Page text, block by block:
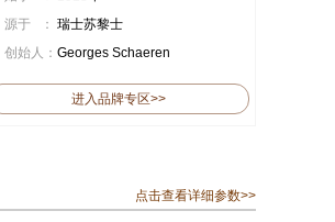
源于 ： 瑞士苏黎士
创始人： Georges Schaeren
进入品牌专区>>
点击查看详细参数>>